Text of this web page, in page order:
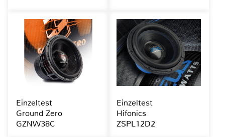
Einzeltest
Ground Zero
GZNW38C
Einzeltest
Hifonics
ZSPL12D2